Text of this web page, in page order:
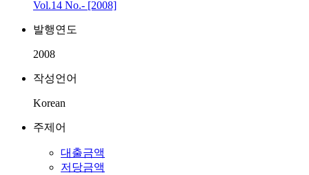
Vol.14 No.- [2008]
발행연도
2008
작성언어
Korean
주제어
대출금액
저당금액